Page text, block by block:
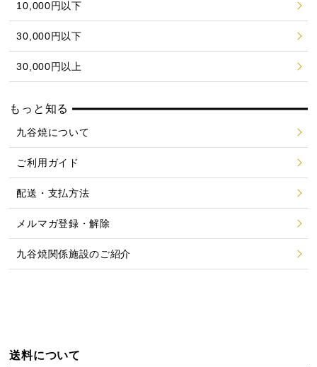
10,000円以下
30,000円以下
30,000円以上
もっと知る
九谷焼について
ご利用ガイド
配送・支払方法
メルマガ登録・解除
九谷焼関係施設のご紹介
送料について